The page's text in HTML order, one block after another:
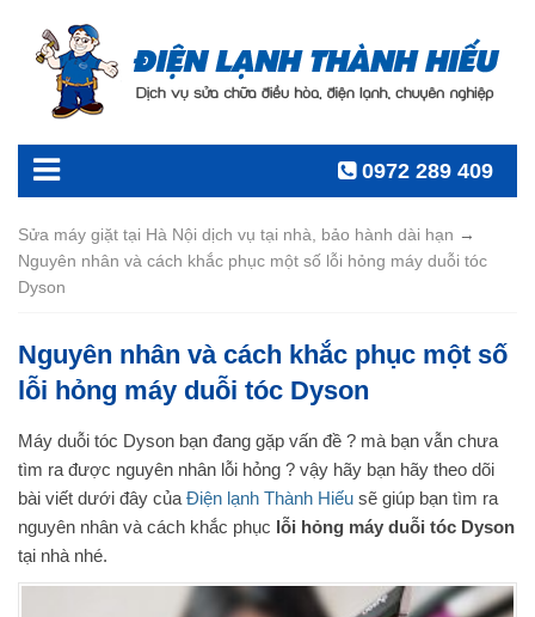
0972 289 409
Sửa máy giặt tại Hà Nội dịch vụ tại nhà, bảo hành dài hạn →
Nguyên nhân và cách khắc phục một số lỗi hỏng máy duỗi tóc
Dyson
Nguyên nhân và cách khắc phục một số
lỗi hỏng máy duỗi tóc Dyson
Máy duỗi tóc Dyson bạn đang gặp vấn đề ? mà bạn vẫn chưa
tìm ra được nguyên nhân lỗi hỏng ? vậy hãy bạn hãy theo dõi
bài viết dưới đây của Điện lạnh Thành Hiếu sẽ giúp bạn tìm ra
nguyên nhân và cách khắc phục lỗi hỏng máy duỗi tóc Dyson
tại nhà nhé.